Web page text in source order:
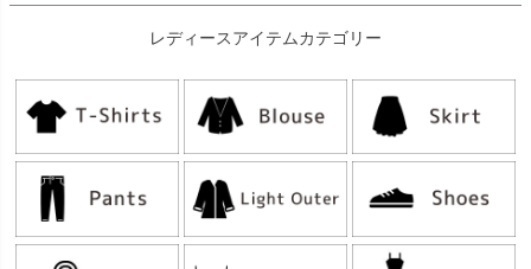
レディースアイテムカテゴリー